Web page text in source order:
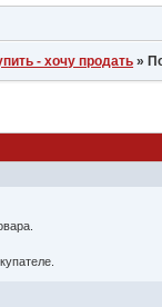
- хочу продать »